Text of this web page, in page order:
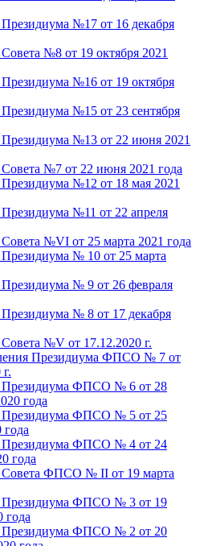
Президиума №17 от 16 декабря
№8 от 19 октября 2021
Президиума №16 от 19 октября
Президиума №15 от 23 сентября
Президиума №13 от 22 июня 2021
Совета №7 от 22 июня 2021 года
Президиума №12 от 18 мая 2021
Президиума №11 от 22 апреля
Совета №VI от 25 марта 2021 года
Президиума № 10 от 25 марта
Президиума № 9 от 26 февраля
Президиума № 8 от 17 декабря
Совета №V от 17.12.2020 г.
Президиума ФПСО № 7 от
Президиума ФПСО № 6 от 28
года
Президиума ФПСО № 5 от 25
Президиума ФПСО № 4 от 24
года
Совета ФПСО № II от 19 марта
Президиума ФПСО № 3 от 19
года
Президиума ФПСО № 2 от 20